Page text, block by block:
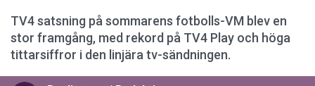
TV4 satsning på sommarens fotbolls-VM blev en
stor framgång, med rekord på TV4 Play och höga
tittarsiffror i den linjära tv-sändningen.